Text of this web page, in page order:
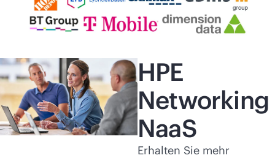
HPE
Networking
NaaS
Erhalten Sie mehr